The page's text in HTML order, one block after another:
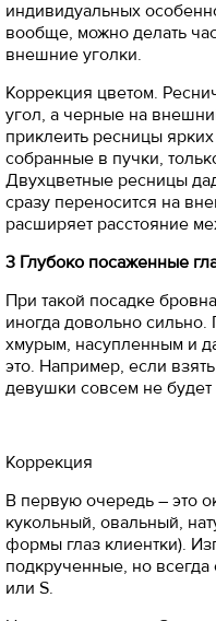
индивидуальных
вообще, можно делать
внешние уголки.
Коррекция цветом.
угол, а черные на
приклеить ресницы
собранные в пучки,
Двухцветные ресницы
сразу переносится на
расширяет расстояние
3 Глубоко посаженные
При такой посадке
иногда довольно
хмурым, насупленным и
это. Например, если
девушки совсем не будет
Коррекция
В первую очередь – это
кукольный, овальный,
формы глаз клиентки).
подкрученные, но
или S.